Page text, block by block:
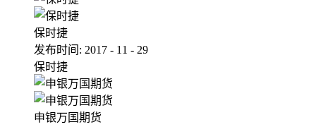
保时捷
发布时间: 2017 - 11 - 29
保时捷
申银万国期货